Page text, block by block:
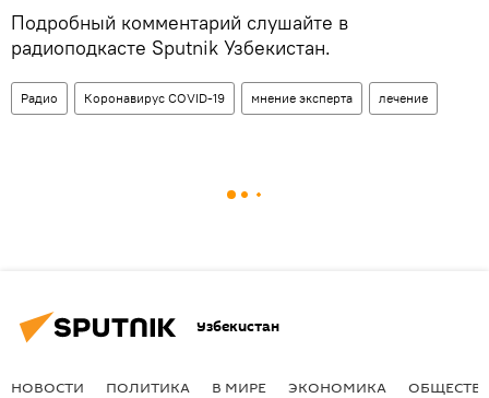
Подробный комментарий слушайте в
радиоподкасте Sputnik Узбекистан.
Радио Коронавирус COVID-19 мнение эксперта лечение
Узбекистан
НОВОСТИ ПОЛИТИКА В МИРЕ ЭКОНОМИКА